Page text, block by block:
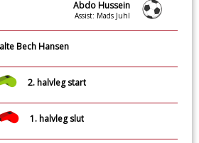
Abdo Hussein
Assist: Mads Juhl
Bech Hansen
2. halvleg start
1. halvleg slut